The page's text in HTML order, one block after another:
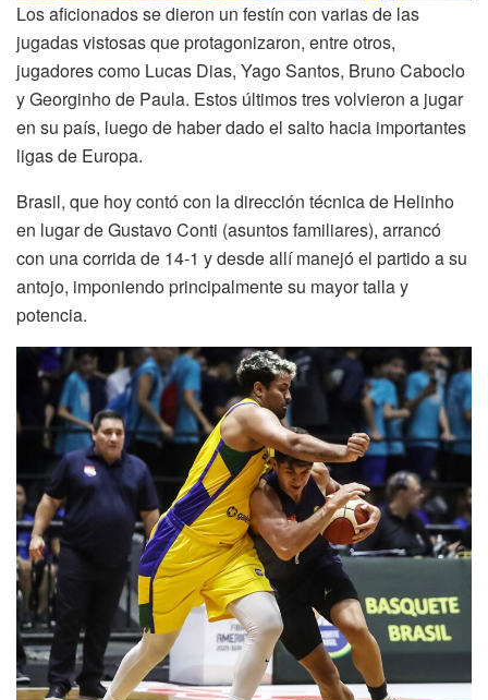
Los aficionados se dieron un festín con varias de las
jugadas vistosas que protagonizaron, entre otros,
jugadores como Lucas Dias, Yago Santos, Bruno Caboclo
y Georginho de Paula. Estos últimos tres volvieron a jugar
en su país, luego de haber dado el salto hacia importantes
ligas de Europa.
Brasil, que hoy contó con la dirección técnica de Helinho
en lugar de Gustavo Conti (asuntos familiares), arrancó
con una corrida de 14-1 y desde allí manejó el partido a su
antojo, imponiendo principalmente su mayor talla y
potencia.